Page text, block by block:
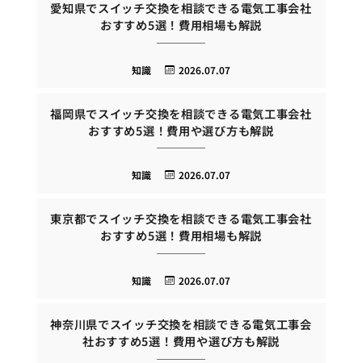
愛知県でスイッチ交換を相談できる電気工事会社
おすすめ5選！費用相場も解説
2026.07.07
知識
福岡県でスイッチ交換を相談できる電気工事会社
おすすめ5選！費用や選び方も解説
2026.07.07
知識
東京都でスイッチ交換を相談できる電気工事会社
おすすめ5選！費用相場も解説
2026.07.07
知識
神奈川県でスイッチ交換を相談できる電気工事会
社おすすめ5選！費用や選び方も解説